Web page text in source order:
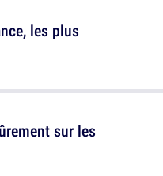
les plus
sur les